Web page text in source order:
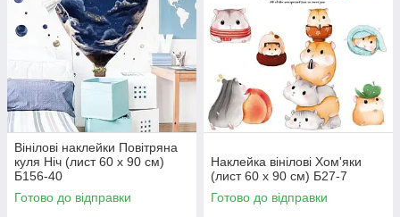
Вінілові наклейки Повітряна
куля Ніч (лист 60 х 90 см)
Б156-40
Готово до відправки
Наклейка вінілові Хом'яки
(лист 60 х 90 см) Б27-7
Готово до відправки